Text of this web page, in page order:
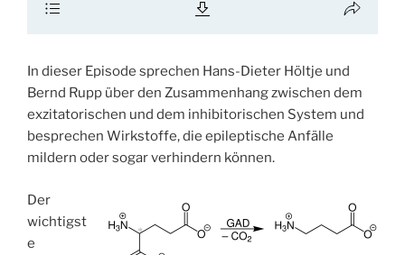
In dieser Episode sprechen Hans-Dieter Höltje und
Bernd Rupp über den Zusammenhang zwischen dem
exzitatorischen und dem inhibitorischen System und
besprechen Wirkstoffe, die epileptische Anfälle
mildern oder sogar verhindern können.
Der
wichtigst
e